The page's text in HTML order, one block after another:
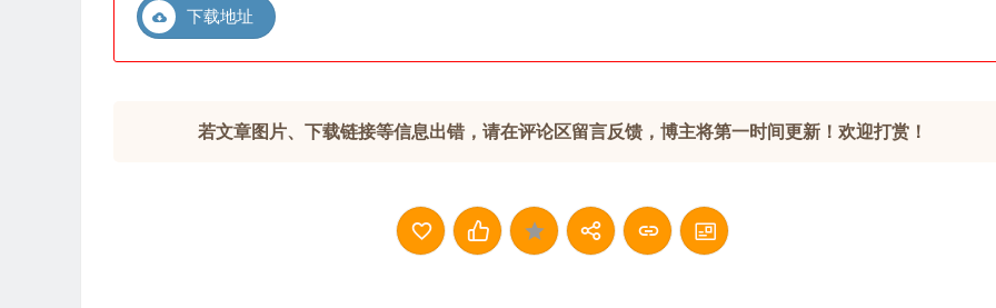
下载地址
若文章图片、下载链接等信息出错，请在评论区留言反馈，博主将第一时间更新！欢迎打赏！